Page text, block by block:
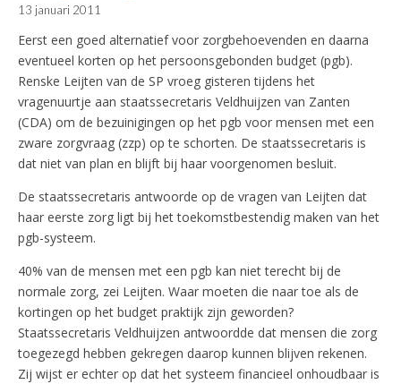
13 januari 2011
Eerst een goed alternatief voor zorgbehoevenden en daarna
eventueel korten op het persoonsgebonden budget (pgb).
Renske Leijten van de SP vroeg gisteren tijdens het
vragenuurtje aan staatssecretaris Veldhuijzen van Zanten
(CDA) om de bezuinigingen op het pgb voor mensen met een
zware zorgvraag (zzp) op te schorten. De staatssecretaris is
dat niet van plan en blijft bij haar voorgenomen besluit.
De staatssecretaris antwoorde op de vragen van Leijten dat
haar eerste zorg ligt bij het toekomstbestendig maken van het
pgb-systeem.
40% van de mensen met een pgb kan niet terecht bij de
normale zorg, zei Leijten. Waar moeten die naar toe als de
kortingen op het budget praktijk zijn geworden?
Staatssecretaris Veldhuijzen antwoordde dat mensen die zorg
toegezegd hebben gekregen daarop kunnen blijven rekenen.
Zij wijst er echter op dat het systeem financieel onhoudbaar is